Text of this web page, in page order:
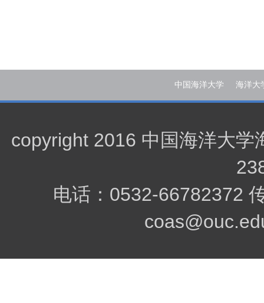
中国海洋大学 海洋大
copyright 2016 中国海洋大学
电话：0532-66782372